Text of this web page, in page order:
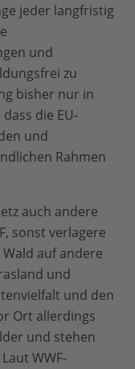
jeder langfristig
und
zu
bisher nur in
die EU-
und
Rahmen
auch andere
sonst verlagere
auf andere
und
und den
Ort allerdings
und stehen
WWF-